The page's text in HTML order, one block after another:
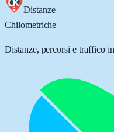
Distanze
Chilometriche
Distanze, percorsi e traffico